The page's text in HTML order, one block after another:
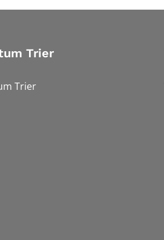
Trier
Trier